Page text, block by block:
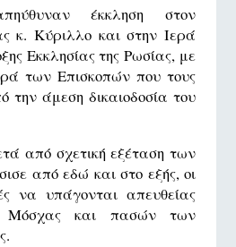
έκκληση στον
κ. Κύριλλο και στην Ιερά
Εκκλησίας της Ρωσίας, με
των Επισκοπών που τους
την άμεση δικαιοδοσία του
από σχετική εξέταση των
από εδώ και στο εξής, οι
να υπάγονται απευθείας
Μόσχας και πασών των